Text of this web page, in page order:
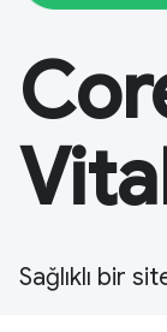
Sağlıklı bir